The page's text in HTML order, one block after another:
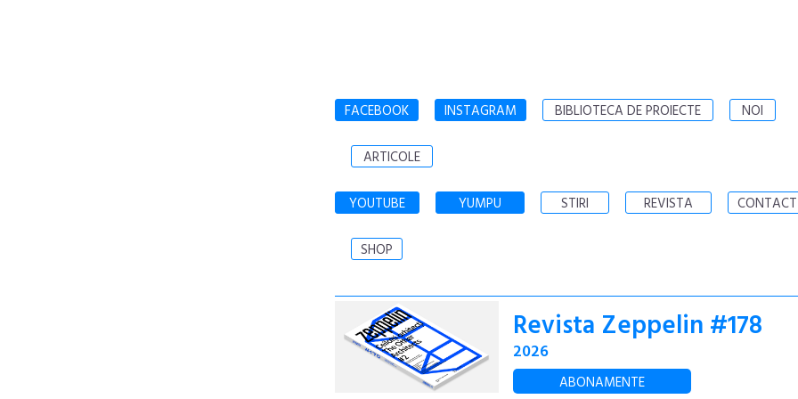
FACEBOOK INSTAGRAM BIBLIOTECA DE PROIECTE NOI
ARTICOLE
YOUTUBE YUMPU STIRI REVISTA CONTACT
SHOP
Revista Zeppelin #178
2026
ABONAMENTE